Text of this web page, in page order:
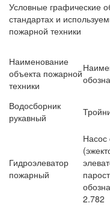
Условные графические
стандартах и
пожарной техники
Наименование
объекта пожарной
техники
Водосборник
рукавный
Гидроэлеватор
пожарный
Насос
2.782